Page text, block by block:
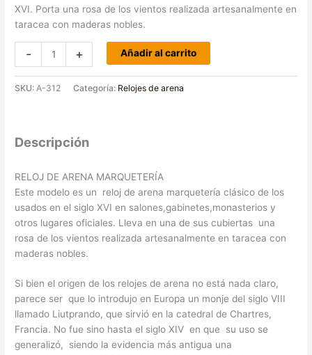
valoraciones
de
clientes
XVI. Porta una rosa de los vientos realizada artesanalmente en
taracea con maderas nobles.
- + Añadir al carrito
SKU:A-312 Categoría: Relojes de arena
Descripción
RELOJ DE ARENA MARQUETERÍA
Este modelo es un reloj de arena marquetería clásico de los
usados en el siglo XVI en salones,gabinetes,monasterios y
otros lugares oficiales. Lleva en una de sus cubiertas una
rosa de los vientos realizada artesanalmente en taracea con
maderas nobles.
Si bien el origen de los relojes de arena no está nada claro,
parece ser que lo introdujo en Europa un monje del siglo VIII
llamado Liutprando, que sirvió en la catedral de Chartres,
Francia.​ No fue sino hasta el siglo XIV en que su uso se
generalizó, siendo la evidencia más antigua una